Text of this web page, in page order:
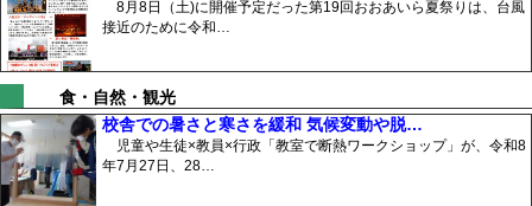
8月8日（土)に開催予定だった第19回おおあいら夏祭りは、台風
接近のために令和…
食・自然・観光
校舎での暑さと寒さを緩和 気候変動や脱…
児童や生徒×教員×行政「教室で断熱ワークショップ」が、令和8
年7月27日、28…